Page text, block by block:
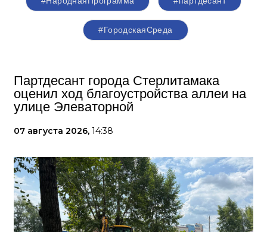
#ГородскаяСреда
Партдесант города Стерлитамака
оценил ход благоустройства аллеи на
улице Элеваторной
07 августа 2026, 14:38